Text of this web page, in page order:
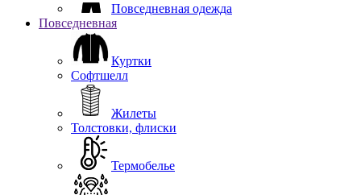
Повседневная одежда
Повседневная
Куртки
Софтшелл
Жилеты
Толстовки, флиски
Термобелье